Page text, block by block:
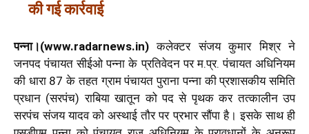
की गई कार्रवाई
पन्ना।(www.radarnews.in) कलेक्टर संजय कुमार मिश्र ने
जनपद पंचायत सीईओ पन्ना के प्रतिवेदन पर म.प्र. पंचायत अधिनियम
की धारा 87 के तहत ग्राम पंचायत पुराना पन्ना की प्रशासकीय समिति
प्रधान (सरपंच) राबिया खातून को पद से पृथक कर तत्कालीन उप
सरपंच संजय यादव को अस्थाई तौर पर प्रभार सौंपा है। इसके साथ ही